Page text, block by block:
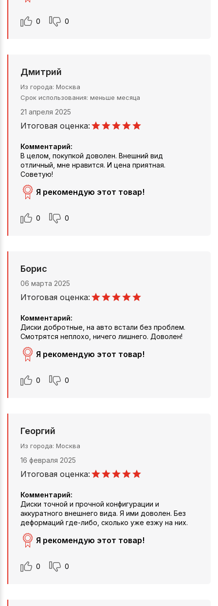
0 0
Дмитрий
Из города Москва
Срок использования меньше месяца
21 апреля 2025
Итоговая оценка:
Комментарий:
В целом, покупкой доволен. Внешний вид
отличный, мне нравится. И цена приятная.
Советую!
Я рекомендую этот товар!
0 0
Борис
06 марта 2025
Итоговая оценка:
Комментарий:
Диски добротные, на авто встали без проблем.
Смотрятся неплохо, ничего лишнего. Доволен!
Я рекомендую этот товар!
0 0
Георгий
Из города Москва
16 февраля 2025
Итоговая оценка:
Комментарий:
Диски точной и прочной конфигурации и
аккуратного внешнего вида. Я ими доволен. Без
деформаций где-либо, сколько уже езжу на них.
Я рекомендую этот товар!
0 0